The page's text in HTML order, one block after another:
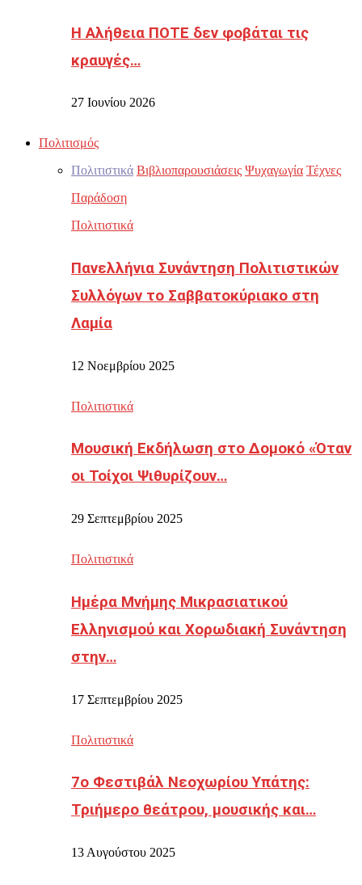
Η Αλήθεια ΠΟΤΕ δεν φοβάται τις
κραυγές…
27 Ιουνίου 2026
Πολιτισμός
Πολιτιστικά Βιβλιοπαρουσιάσεις Ψυχαγωγία Τέχνες
Παράδοση
Πολιτιστικά
Πανελλήνια Συνάντηση Πολιτιστικών
Συλλόγων το Σαββατοκύριακο στη
Λαμία
12 Νοεμβρίου 2025
Πολιτιστικά
Μουσική Εκδήλωση στο Δομοκό «Όταν
οι Τοίχοι Ψιθυρίζουν…
29 Σεπτεμβρίου 2025
Πολιτιστικά
Ημέρα Μνήμης Μικρασιατικού
Ελληνισμού και Χορωδιακή Συνάντηση
στην…
17 Σεπτεμβρίου 2025
Πολιτιστικά
7ο Φεστιβάλ Νεοχωρίου Υπάτης:
Τριήμερο θεάτρου, μουσικής και…
13 Αυγούστου 2025